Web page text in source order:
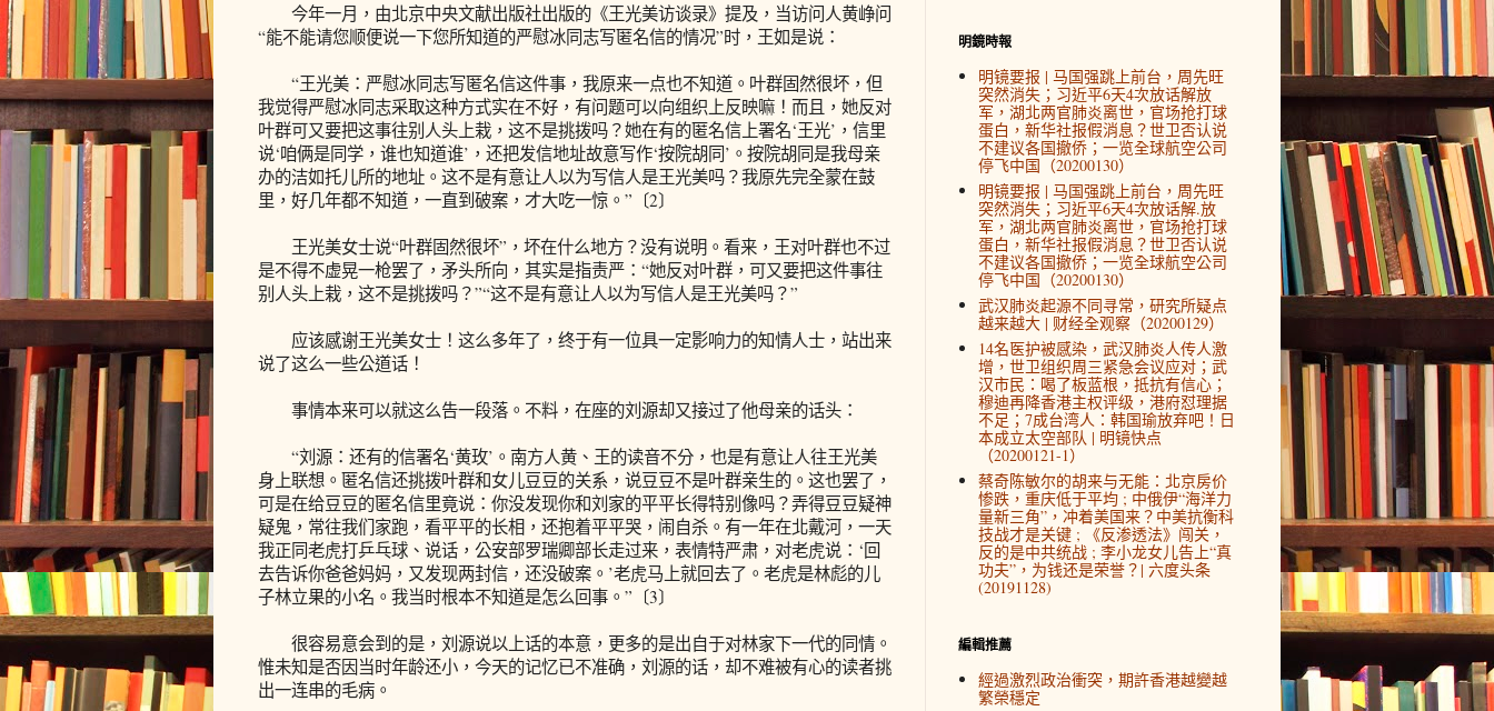
今年一月，由北京中央文献出版社出版的《王光美访谈录》提及，当访问人黄峥问
“能不能请您顺便说一下您所知道的严慰冰同志写匿名信的情况”时，王如是说：
“王光美：严慰冰同志写匿名信这件事，我原来一点也不知道。叶群固然很坏，但
我觉得严慰冰同志采取这种方式实在不好，有问题可以向组织上反映嘛！而且，她反对
叶群可又要把这事往别人头上栽，这不是挑拨吗？她在有的匿名信上署名‘王光’，信里
说‘咱俩是同学，谁也知道谁’，还把发信地址故意写作‘按院胡同’。按院胡同是我母亲
办的洁如托儿所的地址。这不是有意让人以为写信人是王光美吗？我原先完全蒙在鼓
里，好几年都不知道，一直到破案，才大吃一惊。”〔2〕
王光美女士说“叶群固然很坏”，坏在什么地方？没有说明。看来，王对叶群也不过
是不得不虚晃一枪罢了，矛头所向，其实是指责严：“她反对叶群，可又要把这件事往
别人头上栽，这不是挑拨吗？”“这不是有意让人以为写信人是王光美吗？”
应该感谢王光美女士！这么多年了，终于有一位具一定影响力的知情人士，站出来
说了这么一些公道话！
事情本来可以就这么告一段落。不料，在座的刘源却又接过了他母亲的话头：
“刘源：还有的信署名‘黄玫’。南方人黄、王的读音不分，也是有意让人往王光美
身上联想。匿名信还挑拨叶群和女儿豆豆的关系，说豆豆不是叶群亲生的。这也罢了，
可是在给豆豆的匿名信里竟说：你没发现你和刘家的平平长得特别像吗？弄得豆豆疑神
疑鬼，常往我们家跑，看平平的长相，还抱着平平哭，闹自杀。有一年在北戴河，一天
我正同老虎打乒乓球、说话，公安部罗瑞卿部长走过来，表情特严肃，对老虎说：‘回
去告诉你爸爸妈妈，又发现两封信，还没破案。’老虎马上就回去了。老虎是林彪的儿
子林立果的小名。我当时根本不知道是怎么回事。”〔3〕
很容易意会到的是，刘源说以上话的本意，更多的是出自于对林家下一代的同情。
惟未知是否因当时年龄还小，今天的记忆已不准确，刘源的话，却不难被有心的读者挑
出一连串的毛病。
明鏡時報
明镜要报 | 马国强跳上前台，周先旺
突然消失；习近平6天4次放话解放
军，湖北两官肺炎离世，官场抢打球
蛋白，新华社报假消息？世卫否认说
不建议各国撤侨；一览全球航空公司
停飞中国（20200130）
明镜要报 | 马国强跳上前台，周先旺
突然消失；习近平6天4次放话解.放
军，湖北两官肺炎离世，官场抢打球
蛋白，新华社报假消息？世卫否认说
不建议各国撤侨；一览全球航空公司
停飞中国（20200130）
武汉肺炎起源不同寻常，研究所疑点
越来越大 | 财经全观察（20200129）
14名医护被感染，武汉肺炎人传人激
增，世卫组织周三紧急会议应对；武
汉市民：喝了板蓝根，抵抗有信心；
穆迪再降香港主权评级，港府怼理据
不足；7成台湾人：韩国瑜放弃吧！日
本成立太空部队 | 明镜快点
（20200121-1）
蔡奇陈敏尔的胡来与无能：北京房价
惨跌，重庆低于平均 ; 中俄伊“海洋力
量新三角”，冲着美国来？中美抗衡科
技战才是关键 ; 《反渗透法》闯关，
反的是中共统战 ; 李小龙女儿告上“真
功夫”，为钱还是荣誉？| 六度头条
(20191128)
編輯推薦
經過激烈政治衝突，期許香港越變越
繁榮穩定